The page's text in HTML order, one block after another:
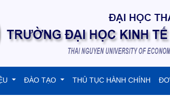
ĐÀO TẠO THỦ TỤC HÀNH CHÍNH